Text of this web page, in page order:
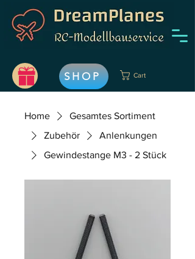
SHOP Cart
Home
Gesamtes Sortiment
Zubehör
Anlenkungen
Gewindestange M3 - 2 Stück